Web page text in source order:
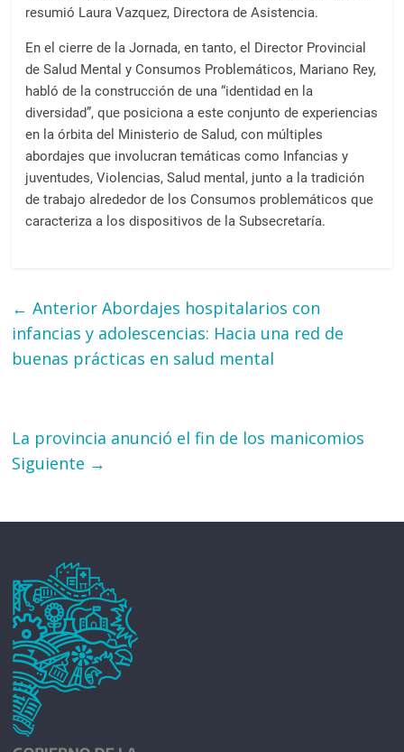
resumió Laura Vazquez, Directora de Asistencia.
En el cierre de la Jornada, en tanto, el Director Provincial
de Salud Mental y Consumos Problemáticos, Mariano Rey,
habló de la construcción de una “identidad en la
diversidad”, que posiciona a este conjunto de experiencias
en la órbita del Ministerio de Salud, con múltiples
abordajes que involucran temáticas como Infancias y
juventudes, Violencias, Salud mental, junto a la tradición
de trabajo alrededor de los Consumos problemáticos que
caracteriza a los dispositivos de la Subsecretaría.
← Anterior Abordajes hospitalarios con
infancias y adolescencias: Hacia una red de
buenas prácticas en salud mental
La provincia anunció el fin de los manicomios
Siguiente →